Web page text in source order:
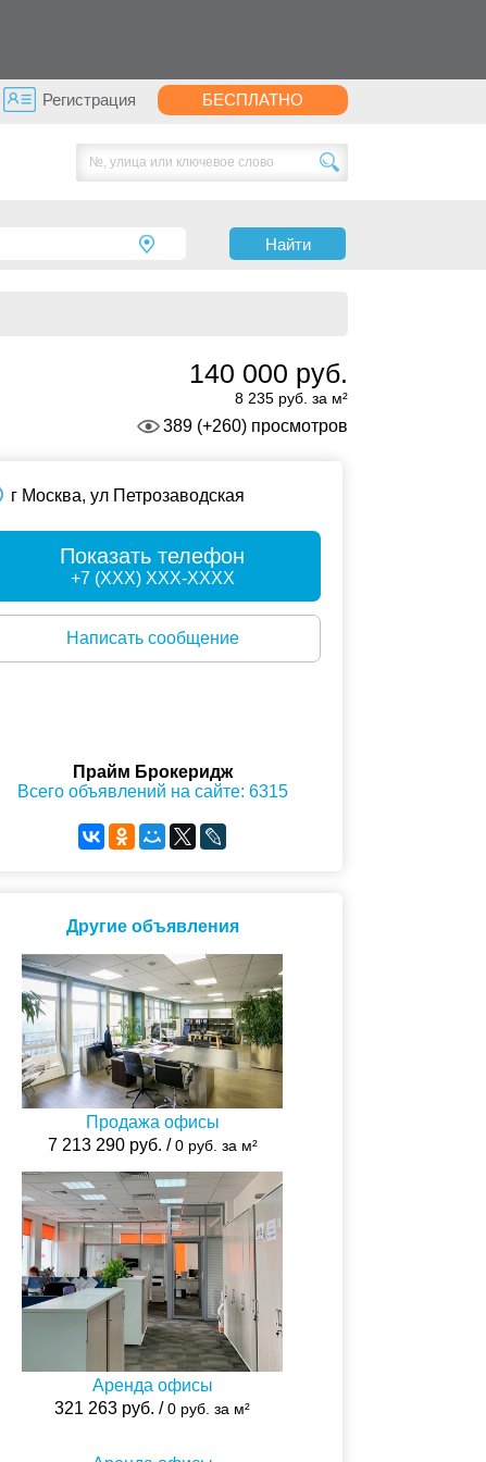
Регистрация БЕСПЛАТНО
Найти
140 000 руб.
8 235 руб. за м²
389 (+260) просмотров
г Москва, ул Петрозаводская
Показать телефон
+7 (XXX) XXX-XXXX
Написать сообщение
Прайм Брокеридж
Всего объявлений на сайте: 6315
Другие объявления
Продажа офисы
7 213 290 руб. /0 руб. за м²
Аренда офисы
321 263 руб. /0 руб. за м²